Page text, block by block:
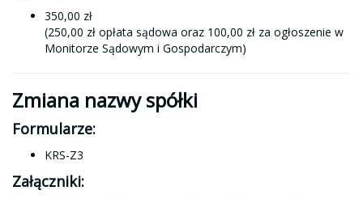
350,00 zł
(250,00 zł opłata sądowa oraz 100,00 zł za ogłoszenie w
Monitorze Sądowym i Gospodarczym)
Zmiana nazwy spółki
Formularze:
KRS-Z3
Załączniki: